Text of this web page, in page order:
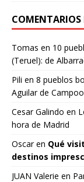
COMENTARIOS
Tomas en 10
(Teruel): de
Pili en 8 pueblos
Aguilar de Campoo
Cesar Galindo en
hora de Madrid
Oscaren Qué
destinos
JUAN Valerie en